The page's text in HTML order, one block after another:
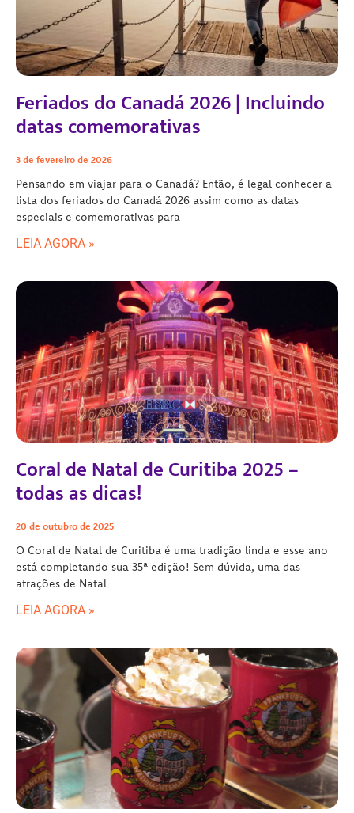
Feriados do Canadá 2026 | Incluindo
datas comemorativas
3 de fevereiro de 2026
Pensando em viajar para o Canadá? Então, é legal conhecer a
lista dos feriados do Canadá 2026 assim como as datas
especiais e comemorativas para
LEIA AGORA »
Coral de Natal de Curitiba 2025 –
todas as dicas!
20 de outubro de 2025
O Coral de Natal de Curitiba é uma tradição linda e esse ano
está completando sua 35ª edição! Sem dúvida, uma das
atrações de Natal
LEIA AGORA »